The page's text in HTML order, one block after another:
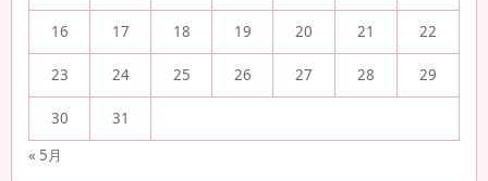
« 5月
16 17 18 19 20 21 22
23 24 25 26 27 28 29
30 31